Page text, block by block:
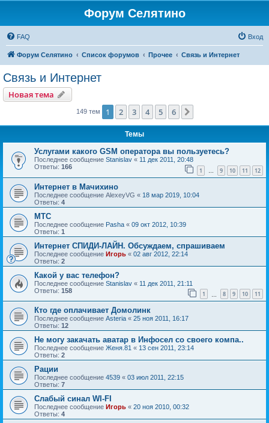
Форум Селятино
FAQ Вход
Форум Селятино Список форумов Прочее Связь и Интернет
Связь и Интернет
Новая тема
149 тем 1 2 3 4 5 6
Темы
Услугами какого GSM оператора вы пользуетесь?
Последнее сообщение Stanislav « 11 дек 2011, 20:48
Ответы: 166 1 … 9 10 11 12
Интернет в Мачихино
Последнее сообщение AlexeyVG « 18 мар 2019, 10:04
Ответы: 4
МТС
Последнее сообщение Pasha « 09 окт 2012, 10:39
Ответы: 1
Интернет СПИДИ-ЛАЙН. Обсуждаем, спрашиваем
Последнее сообщение Игорь « 02 авг 2012, 22:14
Ответы: 2
Какой у вас телефон?
Последнее сообщение Stanislav « 11 дек 2011, 21:11
Ответы: 158 1 8 9 10 11
Кто где оплачивает Домолинк
Последнее сообщение Asteria « 25 ноя 2011, 16:17
Ответы: 12
Не могу закачать аватар в Инфосел со своего компа..
Последнее сообщение Женя.81 « 13 сен 2011, 23:14
Ответы: 2
Рации
Последнее сообщение 4539 « 03 июл 2011, 22:15
Ответы: 7
Слабый синал WI-FI
Последнее сообщение Игорь « 20 ноя 2010, 00:32
Ответы: 4